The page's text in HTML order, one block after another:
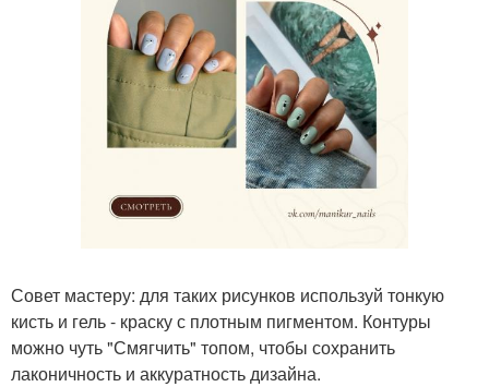
Совет мастеру: для таких рисунков используй тонкую
кисть и гель - краску с плотным пигментом. Контуры
можно чуть "Смягчить" топом, чтобы сохранить
лаконичность и аккуратность дизайна.